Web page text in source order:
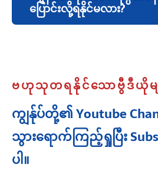
ပြောင်းလို့ရနိုင်မလား?
ဗဟုသုတရနိုင်သောဗွီဒီယိုမျ
ကျွန်ုပ်တို့၏ Youtube
သွားရောက်ကြည့်ရှုပြီး
ပါ။